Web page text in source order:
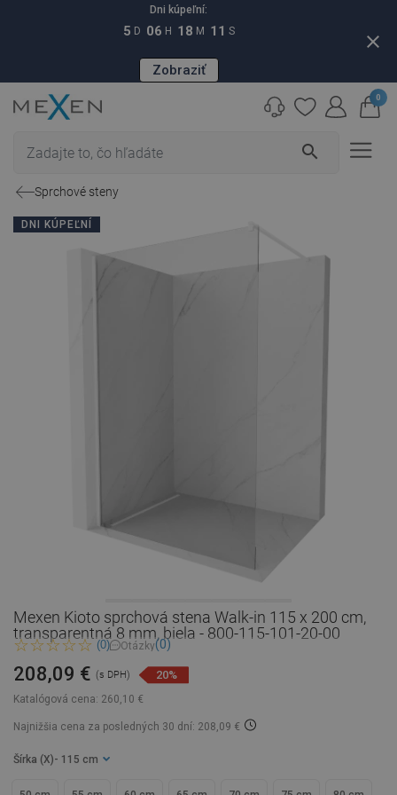
Dni kúpeľní:
5 D 06 H 18 M 10 S
Zobraziť
close
search
0
Sprchové steny
DNI KÚPEĽNÍ
Mexen Kioto sprchová stena Walk-in 115 x 200 cm,
transparentná 8 mm, biela - 800-115-101-20-00
(0) Otázky(0)
Katalógová cena: 260,10 €
208,09 € (s DPH) 20%
Najnižšia cena za posledných 30 dní: 208,09 €
Šírka (X) - 115 cm